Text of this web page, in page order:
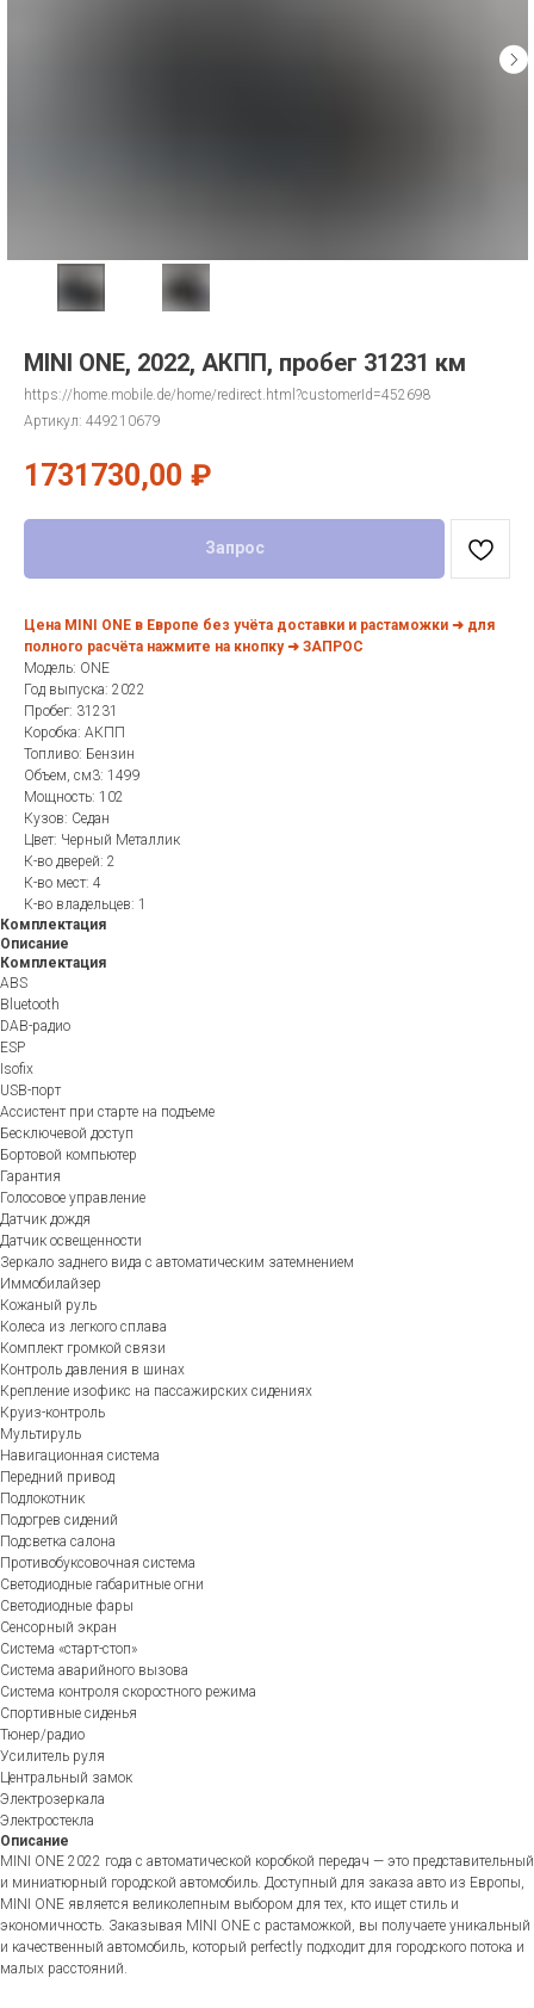
MINI ONE, 2022, АКПП, пробег 31231 км
https://home.mobile.de/home/redirect.html?customerId=452698
Артикул: 449210679
1731730,00 ₽
Запрос
Цена MINI ONE в Европе без учёта доставки и растаможки ➜ для
полного расчёта нажмите на кнопку ➜ ЗАПРОС
Модель: ONE
Год выпуска: 2022
Пробег: 31231
Коробка: АКПП
Топливо: Бензин
Объем, см3: 1499
Мощность: 102
Кузов: Седан
Цвет: Черный Металлик
К-во дверей: 2
К-во мест: 4
К-во владельцев: 1
Комплектация
Описание
Комплектация
ABS
Bluetooth
DAB-радио
ESP
Isofix
USB-порт
Ассистент при старте на подъеме
Бесключевой доступ
Бортовой компьютер
Гарантия
Голосовое управление
Датчик дождя
Датчик освещенности
Зеркало заднего вида с автоматическим затемнением
Иммобилайзер
Кожаный руль
Колеса из легкого сплава
Комплект громкой связи
Контроль давления в шинах
Крепление изофикс на пассажирских сидениях
Круиз-контроль
Мультируль
Навигационная система
Передний привод
Подлокотник
Подогрев сидений
Подсветка салона
Противобуксовочная система
Светодиодные габаритные огни
Светодиодные фары
Сенсорный экран
Система «старт-стоп»
Система аварийного вызова
Система контроля скоростного режима
Спортивные сиденья
Тюнер/радио
Усилитель руля
Центральный замок
Электрозеркала
Электростекла
Описание
MINI ONE 2022 года с автоматической коробкой передач — это представительный
и миниатюрный городской автомобиль. Доступный для заказа авто из Европы,
MINI ONE является великолепным выбором для тех, кто ищет стиль и
экономичность. Заказывая MINI ONE с растаможкой, вы получаете уникальный
и качественный автомобиль, который perfectly подходит для городского потока и
малых расстояний.